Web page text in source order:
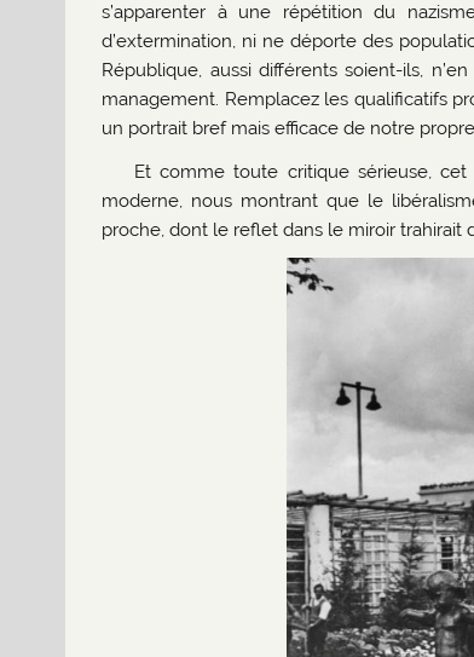
s’apparenter à une répétition du
d’extermination, ni ne déporte des
République, aussi différents soient-ils,
management. Remplacez les qualificatifs
un portrait bref mais efficace de notre
Et comme toute critique sérieuse,
moderne, nous montrant que le
proche, dont le reflet dans le miroir trahirait